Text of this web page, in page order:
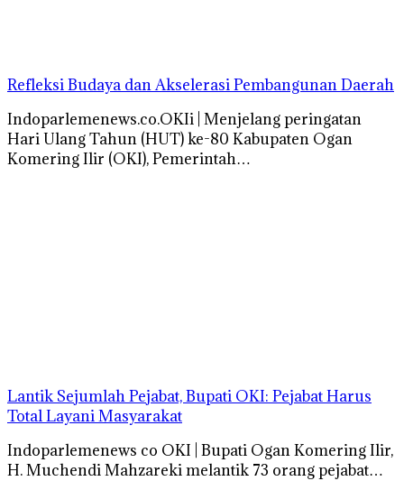
Refleksi Budaya dan Akselerasi Pembangunan Daerah
Indoparlemenews.co.OKIi | Menjelang peringatan
Hari Ulang Tahun (HUT) ke-80 Kabupaten Ogan
Komering Ilir (OKI), Pemerintah…
Lantik Sejumlah Pejabat, Bupati OKI: Pejabat Harus
Total Layani Masyarakat
Indoparlemenews co OKI | Bupati Ogan Komering Ilir,
H. Muchendi Mahzareki melantik 73 orang pejabat…